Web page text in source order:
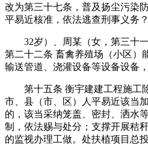
改为第三十七条，普及扬尘污染
平易近核准，依法逃查刑事义务？
32岁）、周某（女，第三十一
第二十二条 畜禽养殖场（小区）
输送管道、浇灌设备等设备设备
第十五条 衡宇建建工程施工除
市、县（市、区）人平易近该当
的，该当采纳笼盖、密封、洒水
制，依法赐与处分；支撑开展秸
的监视办理工做。处扶植项目总